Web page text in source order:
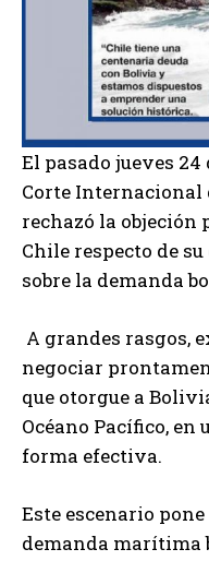
El pasado jueves 24
Corte Internacional
rechazó la
Chile respecto de
sobre la demanda
A grandes rasgos,
negociar
que otorgue a
Océano Pacífico,
forma efectiva.
Este escenario
demanda marítima